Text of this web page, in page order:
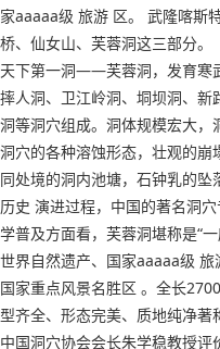
家aaaaa级 旅游 区。 武隆喀斯
桥、仙女山、芙蓉洞这三部分。
天下第一洞——芙蓉洞，发育寒
摔人洞、卫江岭洞、垌坝洞、
洞等洞穴组成。洞体规模宏大，
洞穴的各种溶蚀形态，壮观的
同处境的洞内池塘，石钟乳的
历史 演进过程，中国的著名洞
学普及方面看，芙蓉洞堪称是“一
世界自然遗产、国家aaaaa级 旅
国家重点风景名胜区 。全长
型齐全、形态完美、质地纯净著
中国洞穴协会会长朱学稳教授评